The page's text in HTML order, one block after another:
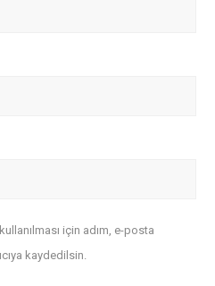
için adım, e-posta
kaydedilsin.